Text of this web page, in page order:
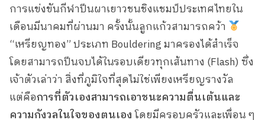
การแข่งขันกีฬาปีนผาเยาวชนชิงแชมป์ประเทศไทยใน
เดือนมีนาคมที่ผ่านมา ครั้งนั้นลูกแก้วสามารถคว้า
“เหรียญทอง” ประเภท Bouldering มาครองได้สำเร็จ
โดยสามารถปีนจบได้ในรอบเดียวทุกเส้นทาง (Flash) ซึ่ง
เจ้าตัวเล่าว่า สิ่งที่ภูมิใจที่สุดไม่ใช่เพียงเหรียญรางวัล
แต่คือการที่ตัวเองสามารถเอาชนะความตื่นเต้นและ
ความกังวลในใจของตนเองโดยมีครอบครัวและเพื่อน ๆ